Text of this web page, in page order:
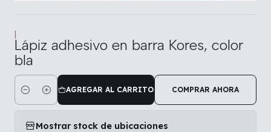
|
Lápiz adhesivo en barra Kores, color
bla
Cantidad
AGREGAR AL CARRITO COMPRAR AHORA
Mostrar stock de ubicaciones